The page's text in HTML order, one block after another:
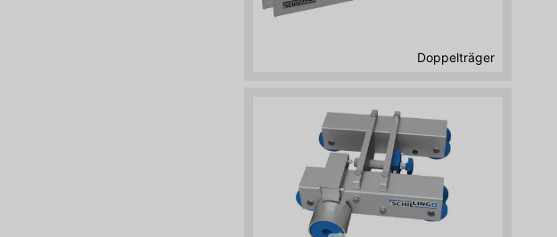
Doppelträger